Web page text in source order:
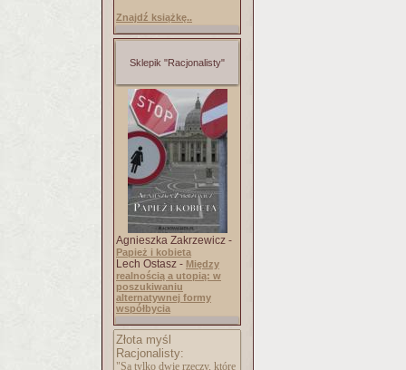
Znajdź książkę..
Sklepik "Racjonalisty"
Agnieszka Zakrzewicz -
Papież i kobieta
Lech Ostasz - Między
realnością a utopią: w
poszukiwaniu
alternatywnej formy
współbycia
Złota myśl
Racjonalisty:
"Są tylko dwie rzeczy, które